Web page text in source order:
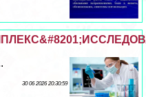
30 06 2026 20:30:59